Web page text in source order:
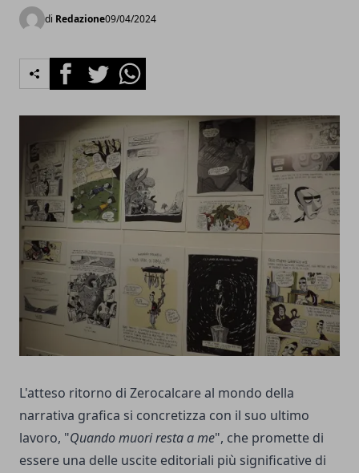
di Redazione09/04/2024
FacebookTwitterWhatsapp
L'atteso ritorno di Zerocalcare al mondo della
narrativa grafica si concretizza con il suo ultimo
lavoro, "Quando muori resta a me", che promette di
essere una delle uscite editoriali più significative di